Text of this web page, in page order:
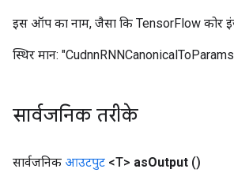
इस ऑप का नाम, जैसा कि TensorFlow कोर
स्थिर मान:
सार्वजनिक तरीके
सार्वजनिक आउटपुट <T> asOutput ()